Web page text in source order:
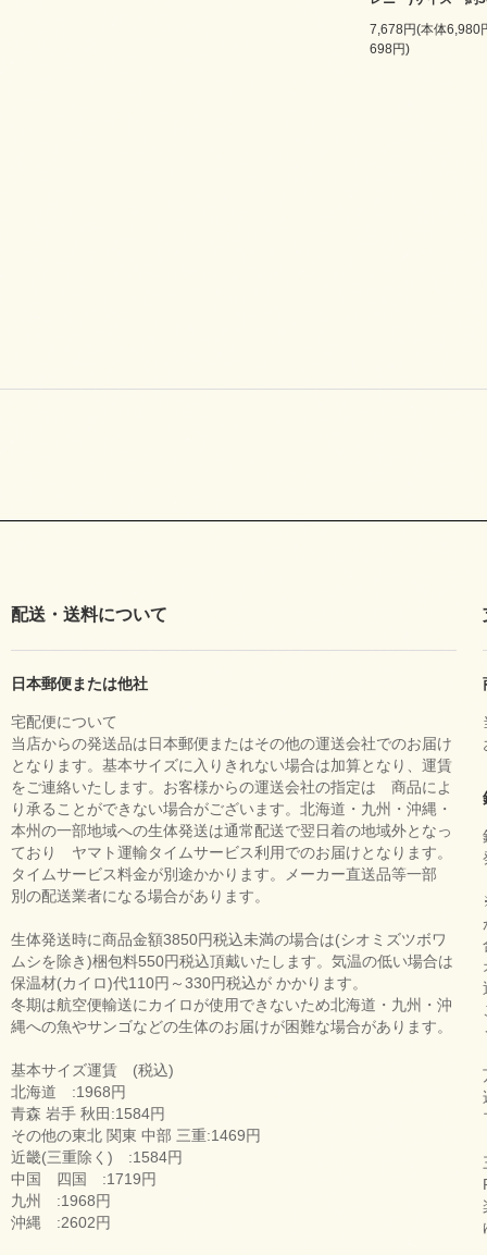
7,678円(本体6,980
698円)
配送・送料について
日本郵便または他社
宅配便について
当店からの発送品は日本郵便またはその他の運送会社でのお届け
となります。基本サイズに入りきれない場合は加算となり、運賃
をご連絡いたします。お客様からの運送会社の指定は 商品によ
り承ることができない場合がございます。北海道・九州・沖縄・
本州の一部地域への生体発送は通常配送で翌日着の地域外となっ
ており ヤマト運輸タイムサービス利用でのお届けとなります。
タイムサービス料金が別途かかります。メーカー直送品等一部
別の配送業者になる場合があります。
生体発送時に商品金額3850円税込未満の場合は(シオミズツボワ
ムシを除き)梱包料550円税込頂戴いたします。気温の低い場合は
保温材(カイロ)代110円～330円税込が かかります。
冬期は航空便輸送にカイロが使用できないため北海道・九州・沖
縄への魚やサンゴなどの生体のお届けが困難な場合があります。
基本サイズ運賃 (税込)
北海道 :1968円
青森 岩手 秋田:1584円
その他の東北 関東 中部 三重:1469円
近畿(三重除く) :1584円
中国 四国 :1719円
九州 :1968円
沖縄 :2602円